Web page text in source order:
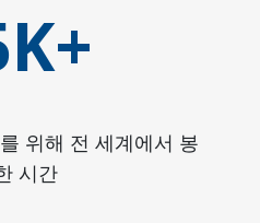
위해 전 세계에서 봉
시간